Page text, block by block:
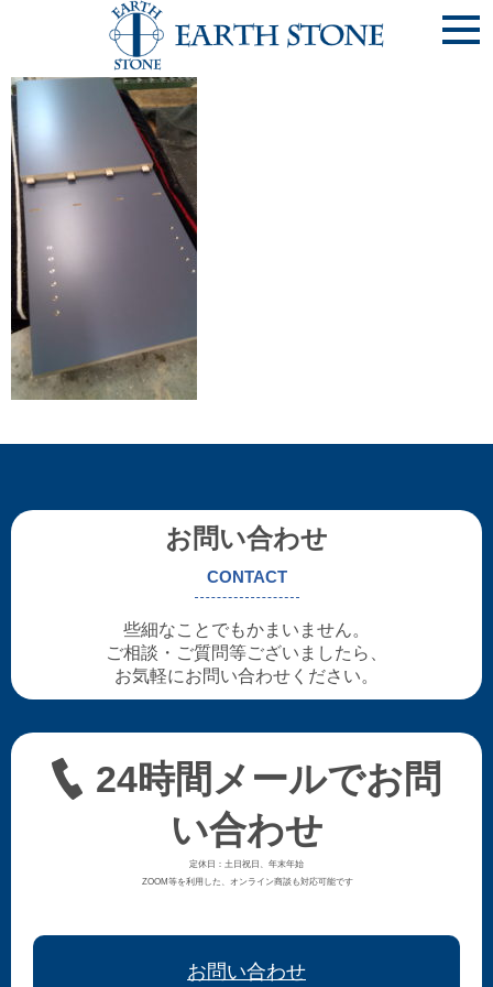
《写20190423-18》【508･山田様邸】上台組立①･･･ﾛｰﾚﾙｺｰ
ﾄ宝塚RF(西宮市)
お問い合わせ
CONTACT
些細なことでもかまいません。
ご相談・ご質問等ございましたら、
お気軽にお問い合わせください。
24時間メールでお問
い合わせ
定休日：土日祝日、年末年始
ZOOM等を利用した、オンライン商談も対応可能です
お問い合わせ